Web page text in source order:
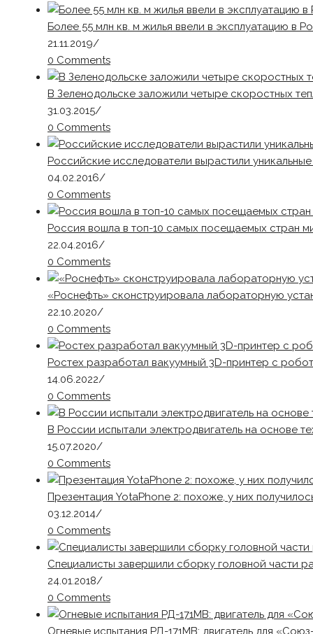
Более 55 млн кв. м жилья ввели в эксплуатацию в
21.11.2019/
0 Comments
В Зеленодольске заложили четыре скоростных
31.03.2015/
0 Comments
Российские исследователи вырастили
04.02.2016/
0 Comments
Россия вошла в топ-10 самых посещаемых стран
22.04.2016/
0 Comments
«Роснефть» сконструировала лабораторную
22.10.2020/
0 Comments
Ростех разработал вакуумный 3D-принтер с
14.06.2022/
0 Comments
В России испытали электродвигатель на основе
15.07.2020/
0 Comments
Презентация YotaPhone 2: похоже, у них
03.12.2014/
0 Comments
Специалисты завершили сборку головной части
24.01.2018/
0 Comments
Огневые испытания РД-171МВ: двигатель для